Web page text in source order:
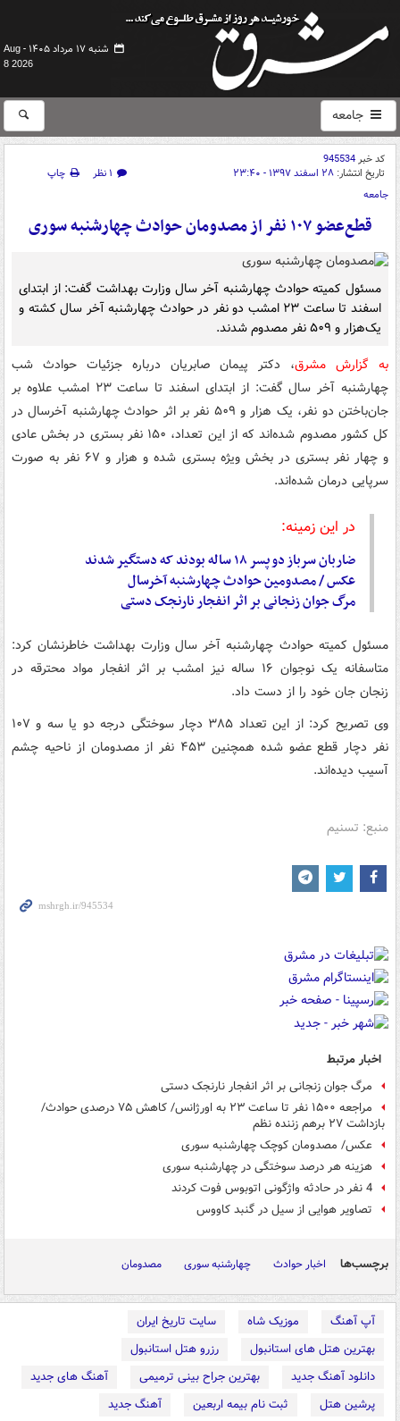
شنبه ۱۷ مرداد ۱۴۰۵ -
Aug
8 2026
جامعه
کد خبر945534
تاریخ انتشار: ۲۸ اسفند ۱۳۹۷ - ۲۳:۴۰ ۱ نظر
چاپ
جامعه
قطع‌عضو ۱۰۷ نفر از مصدومان حوادث چهارشنبه سوری
مسئول کمیته حوادث چهارشنبه آخر سال وزارت بهداشت گفت: از ابتدای
اسفند تا ساعت ۲۳ امشب دو نفر در حوادث چهارشنبه آخر سال کشته و
یک‌هزار و ۵۰۹ نفر مصدوم شدند.
به گزارش مشرق، دکتر پیمان صابریان درباره جزئیات حوادث شب
چهارشنبه آخر سال گفت: از ابتدای اسفند تا ساعت ۲۳ امشب علاوه بر
جان‌باختن دو نفر، یک هزار و ۵۰۹ نفر بر اثر حوادث چهارشنبه آخرسال در
کل کشور مصدوم شده‌اند که از این تعداد، ۱۵۰ نفر بستری در بخش عادی
و چهار نفر بستری در بخش ویژه بستری شده و هزار و ۶۷ نفر به صورت
سرپایی درمان شده‌اند.
در این زمینه:
ضاربان سرباز دو پسر ۱۸ ساله بودند که دستگیر شدند
عکس / مصدومین حوادث چهارشنبه آخرسال
مرگ جوان زنجانی بر اثر انفجار نارنجک دستی
مسئول کمیته حوادث چهارشنبه آخر سال وزارت بهداشت خاطرنشان کرد:
متاسفانه یک نوجوان ۱۶ ساله نیز امشب بر اثر انفجار مواد محترقه در
زنجان جان خود را از دست داد.
وی تصریح کرد: از این تعداد ۳۸۵ دچار سوختگی درجه دو یا سه و ۱۰۷
نفر دچار قطع عضو شده همچنین ۴۵۳ نفر از مصدومان از ناحیه چشم
آسیب دیده‌اند.
منبع: تسنیم
اخبار مرتبط
مرگ جوان زنجانی بر اثر انفجار نارنجک دستی
مراجعه ۱۵۰۰ نفر تا ساعت ۲۳ به اورژانس/ کاهش ۷۵ درصدی حوادث/
بازداشت ۲۷ برهم زننده نظم
عکس/ مصدومان کوچک چهارشنبه سوری
هزینه هر درصد سوختگی در چهارشنبه سوری
4 نفر در حادثه واژگونی اتوبوس فوت کردند
تصاویر هوایی از سیل در گنبد کاووس
برچسب‌ها اخبار حوادث چهارشنبه سوری مصدومان
آپ آهنگ موزیک شاه
سایت تاریخ ایران
بهترین هتل های استانبول
رزرو هتل استانبول
دانلود آهنگ جدید
بهترین جراح بینی ترمیمی
آهنگ های جدید
پرشین هتل
ثبت نام بیمه اربعین
آهنگ جدید